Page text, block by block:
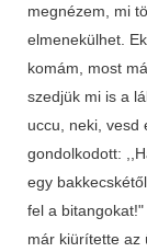
megnézem, mi
elmenekülhet.
komám, most
szedjük mi is a
uccu, neki, vesd
gondolkodott:
egy
fel a
már kiürítette az